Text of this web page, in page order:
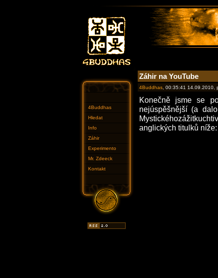
4Buddhas
Hledat
Info
Záhir
Experimento
Mr. Zdeeck
Kontakt
Záhir na YouTube
4Buddhas , 00:35:41 14.09.2010,
Konečně jsme se
nejúspěšnější (a
anglických titulků níže: